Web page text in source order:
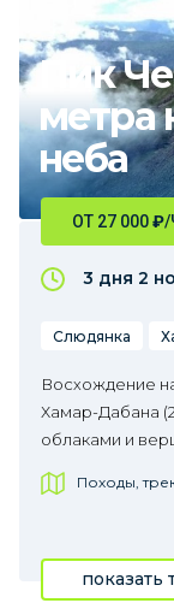
Пик
метра
неба
ОТ 27 000₽/
3 дня 2
Слюдянка
Восхождение
Хамар-Дабана
облаками и
Походы,
показать